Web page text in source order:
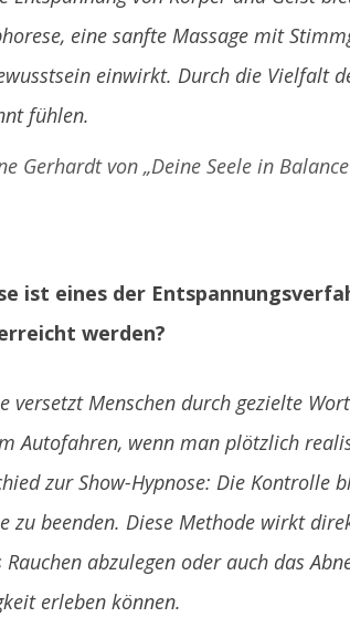
eine sanfte Massage mit
einwirkt. Durch die Vielfalt
fühlen.
Gerhardt von „Deine Seele in
ist eines der
werden?
versetzt Menschen durch gezielte
Autofahren, wenn man plötzlich
zur Show-Hypnose: Die Kontrolle
zu beenden. Diese Methode wirkt
Rauchen abzulegen oder auch das
erleben können.